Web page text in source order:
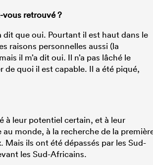
vous retrouvé ?
dit que oui. Pourtant il est haut dans le
raisons personnelles aussi (la
il m’a dit oui. Il n’a pas lâché le
quoi il est capable. Il a été piqué,
à leur potentiel certain, et à leur
monde, à la recherche de la
ils ont été dépassés par les Sud-
les Sud-Africains.